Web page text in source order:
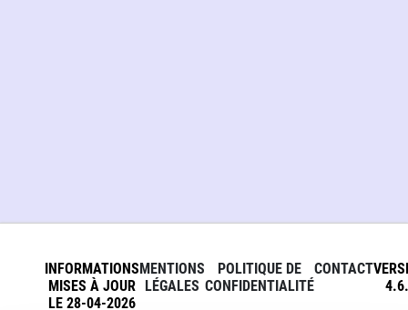
INFORMATIONS
MISES À JOUR
LE 28-04-2026
MENTIONS
LÉGALES
POLITIQUE DE
CONFIDENTIALITÉ
CONTACT